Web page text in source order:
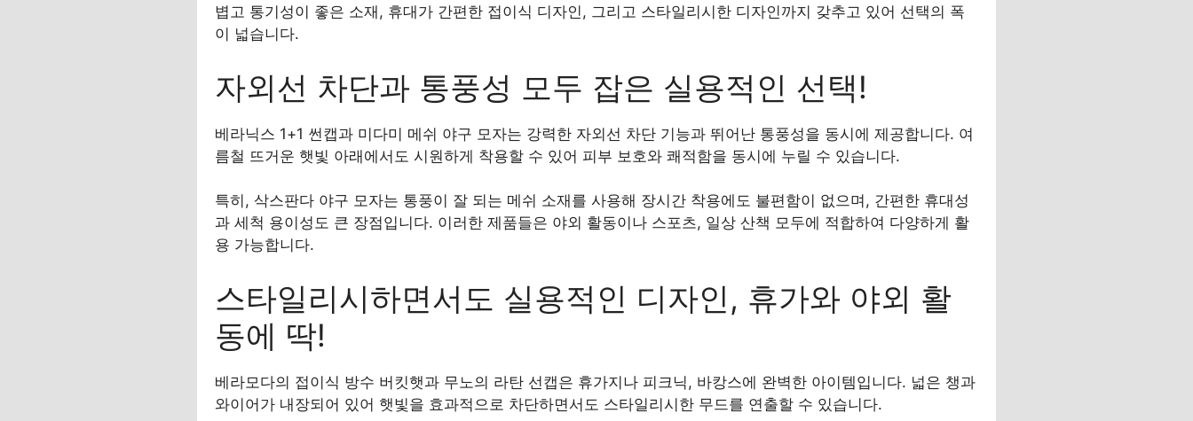
볍고 통기성이 좋은 소재, 휴대가 간편한 접이식 디자인, 그리고 스타일리시한 디자인까지 갖추고 있어 선택의 폭
이 넓습니다.
자외선 차단과 통풍성 모두 잡은 실용적인 선택!
베라닉스 1+1 썬캡과 미다미 메쉬 야구 모자는 강력한 자외선 차단 기능과 뛰어난 통풍성을 동시에 제공합니다. 여
름철 뜨거운 햇빛 아래에서도 시원하게 착용할 수 있어 피부 보호와 쾌적함을 동시에 누릴 수 있습니다.
특히, 삭스판다 야구 모자는 통풍이 잘 되는 메쉬 소재를 사용해 장시간 착용에도 불편함이 없으며, 간편한 휴대성
과 세척 용이성도 큰 장점입니다. 이러한 제품들은 야외 활동이나 스포츠, 일상 산책 모두에 적합하여 다양하게 활
용 가능합니다.
스타일리시하면서도 실용적인 디자인, 휴가와 야외 활
동에 딱!
베라모다의 접이식 방수 버킷햇과 무노의 라탄 선캡은 휴가지나 피크닉, 바캉스에 완벽한 아이템입니다. 넓은 챙과
와이어가 내장되어 있어 햇빛을 효과적으로 차단하면서도 스타일리시한 무드를 연출할 수 있습니다.